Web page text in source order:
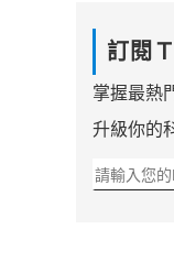
訂閱
掌握最熱
升級你的